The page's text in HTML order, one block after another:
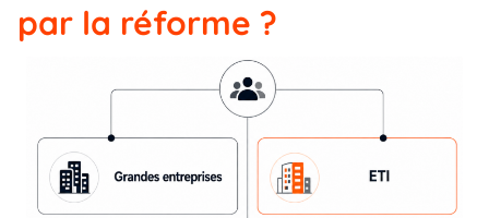
par la réforme ?